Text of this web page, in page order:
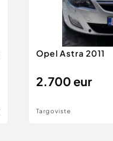
Opel Astra 2011
2.700 eur
Targoviste